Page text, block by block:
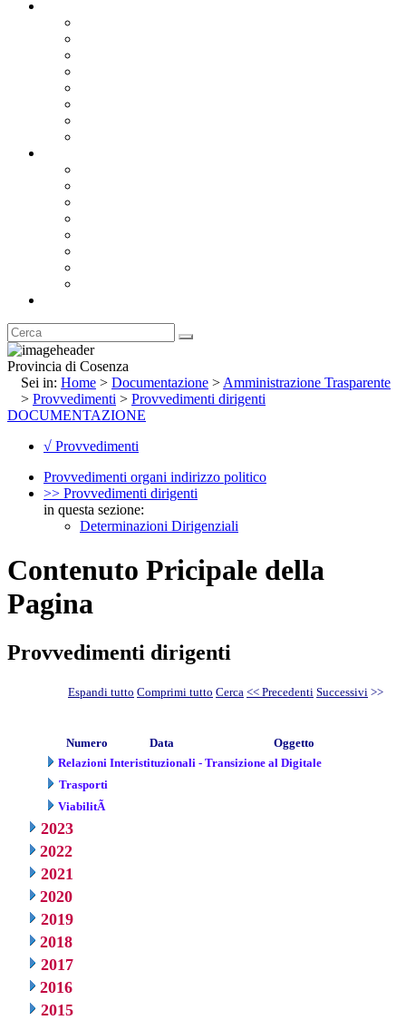
Provincia di Cosenza
Sei in: Home > Documentazione > Amministrazione Trasparente
> Provvedimenti > Provvedimenti dirigenti
DOCUMENTAZIONE
√ Provvedimenti
Provvedimenti organi indirizzo politico
>> Provvedimenti dirigenti
in questa sezione:
Determinazioni Dirigenziali
Contenuto Pricipale della
Pagina
Provvedimenti dirigenti
Espandi tutto Comprimi tutto Cerca << Precedenti Successivi >>
Numero Data
Oggetto
Relazioni Interistituzionali - Transizione al Digitale
Trasporti
ViabilitÃ
2023
2022
2021
2020
2019
2018
2017
2016
2015